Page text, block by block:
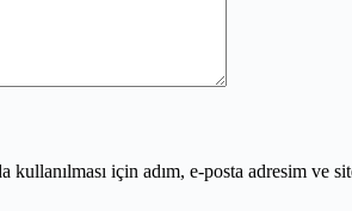
kullanılması için adım, e-posta adresim ve